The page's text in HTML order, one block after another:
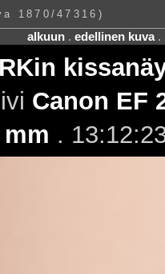
1870/47316)
alkuun. edellinen kuva.
Canon EF
mm .